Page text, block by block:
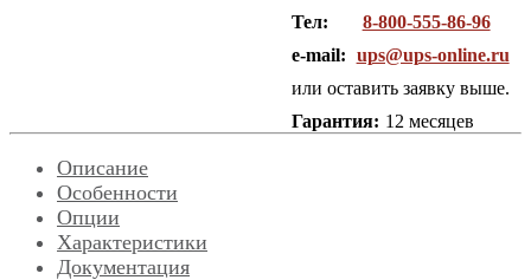
Тел:
8-800-555-86-96
e-mail: ups@ups-online.ru
или оставить заявку выше.
Гарантия: 12 месяцев
Описание
Особенности
Опции
Характеристики
Документация